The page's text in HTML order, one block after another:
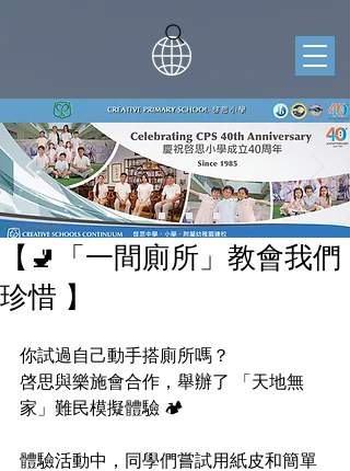
【🚽「一間廁所」教會我們
珍惜 】
你試過自己動手搭廁所嗎？
啓思與樂施會合作，舉辦了 「天地無
家」難民模擬體驗 🏕️
體驗活動中，同學們嘗試用紙皮和簡單